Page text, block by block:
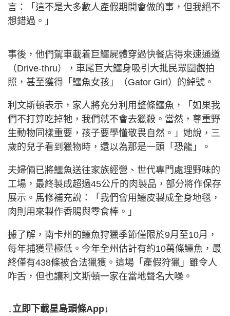
言：「這不是大多數人產假期間會做的事，但我絕不
想錯過。」
事後，他們駕車載着巨鱷屍體穿過快餐店得來速通道
（Drive-thru），車尾巨大鱷身吸引大批民眾圍觀拍
照，甚至獲得「鱷魚女孩」（Gator Girl）的綽號。
利文斯頓表示，家人將充分利用整條鱷魚，「如果我
們不打算吃掉牠，我們就不會去獵殺。當然，尊重野
生動物同樣重要，孩子要學懂敬畏自然。」她說，三
歲的兒子看到獵物時，還以為那是一頭「恐龍」。
夫婦倆已將鱷魚送往家族經營、世代專門處理野味的
工場，最終製成超過45公斤的肉製品，部分將作保存
展示。馬修補充說：「我們會用鱷皮製成全身地毯，
肉則用來製作香腸與零食棒。」
據了解，南卡州的鱷魚狩獵季節僅限於9月至10月，
每年捕獲量極低。今年全州估計有約10萬條鱷魚，最
終僅有438條被合法獵獲。這場「產假狩獵」雖令人
咋舌，但也讓利文斯頓一家在當地聲名大噪。
↓立即下載星島頭條App↓